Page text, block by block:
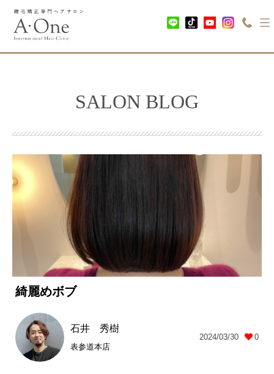
SALON BLOG
綺麗めボブ
石井 秀樹
表参道本店
2024/03/30 0